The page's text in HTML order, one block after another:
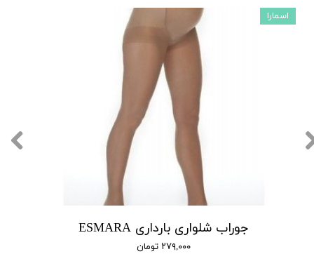
جوراب شلواری بارداری ESMARA
۲۷۹,۰۰۰ تومان
اسمارا